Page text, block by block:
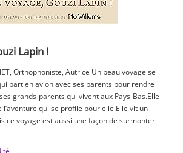
Lapin !
Orthophoniste, Autrice Un beau voyage se
part en avion avec ses parents pour rendre
grands-parents qui vivent aux Pays-Bas.Elle
l’aventure qui se profile pour elle.Elle vit un
ce voyage est aussi une façon de surmonter